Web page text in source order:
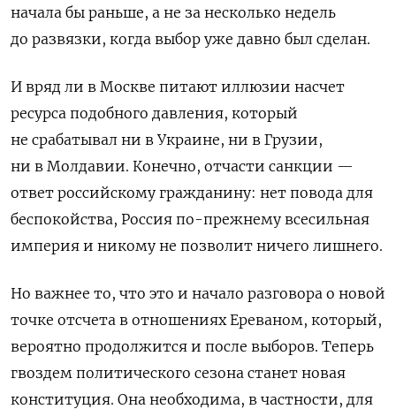
начала бы раньше, а не за несколько недель
до развязки, когда выбор уже давно был сделан.
И вряд ли в Москве питают иллюзии насчет
ресурса подобного давления, который
не срабатывал ни в Украине, ни в Грузии,
ни в Молдавии. Конечно, отчасти санкции —
ответ российскому гражданину: нет повода для
беспокойства, Россия по-прежнему всесильная
империя и никому не позволит ничего лишнего.
Но важнее то, что это и начало разговора о новой
точке отсчета в отношениях Ереваном, который,
вероятно продолжится и после выборов. Теперь
гвоздем политического сезона станет новая
конституция. Она необходима, в частности, для